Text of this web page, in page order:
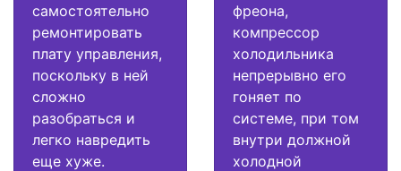
самостоятельно
ремонтировать
плату управления,
поскольку в ней
сложно
разобраться и
легко навредить
еще хуже.
фреона,
компрессор
холодильника
непрерывно его
гоняет по
системе, при том
внутри должной
холодной